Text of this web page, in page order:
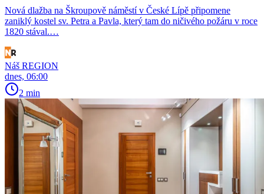
Nová dlažba na Škroupově náměstí v České Lípě připomene
zaniklý kostel sv. Petra a Pavla, který tam do ničivého požáru v roce
1820 stával.…
Náš REGION
dnes, 06:00
2 min